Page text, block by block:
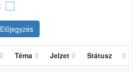
Előjegyzés
Téma Jelzet Státusz